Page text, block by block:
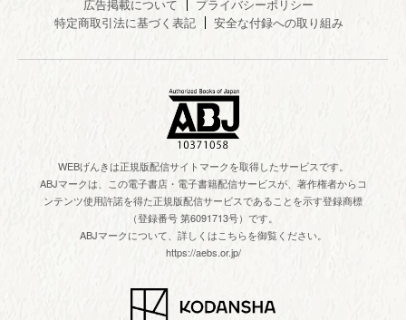
広告掲載について
プライバシーポリシー
特定商取引法に基づく表記
安全な付録への取り組み
WEBげんきは正規版配信サイトマークを取得したサービスです。
ABJマークは、この電子書店・電子書籍配信サービスが、著作権者からコ
ンテンツ使用許諾を得た正規版配信サービスであることを示す登録商標
（登録番号 第6091713号）です。
ABJマークについて、詳しくはこちらを御覧ください。
https://aebs.or.jp/